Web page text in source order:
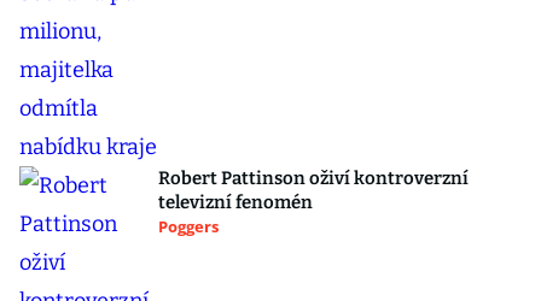
Robert Pattinson oživí kontroverzní
televizní fenomén
Poggers